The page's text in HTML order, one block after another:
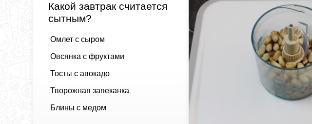
Какой завтрак считается
сытным?
Омлет с сыром
Овсянка с фруктами
Тосты с авокадо
Творожная запеканка
Блины с медом